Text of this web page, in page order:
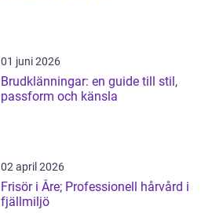
01 juni 2026
Brudklänningar: en guide till stil,
passform och känsla
02 april 2026
Frisör i Åre; Professionell hårvård i
fjällmiljö